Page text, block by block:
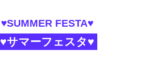
♥SUMMER FESTA♥
♥サマーフェスタ♥